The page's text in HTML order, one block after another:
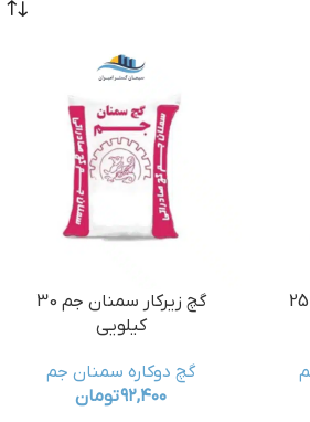
گچ زیرکار سمنان جم 25
گچ زیرکار سمنان جم 30
کیلویی
گچ دوکاره سمنان جم
۹۲,۴۰۰تومان